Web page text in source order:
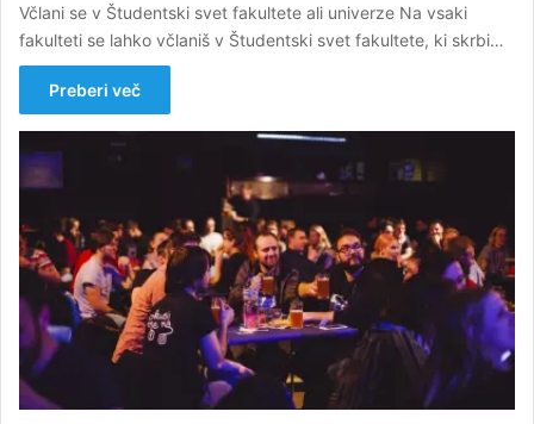
Včlani se v Študentski svet fakultete ali univerze Na vsaki
fakulteti se lahko včlaniš v Študentski svet fakultete, ki skrbi…
Preberi več